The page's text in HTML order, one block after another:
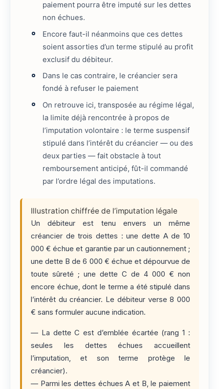
paiement pourra être imputé sur les dettes
non échues.
Encore faut-il néanmoins que ces dettes
soient assorties d’un terme stipulé au profit
exclusif du débiteur.
Dans le cas contraire, le créancier sera
fondé à refuser le paiement
On retrouve ici, transposée au régime légal,
la limite déjà rencontrée à propos de
l’imputation volontaire : le terme suspensif
stipulé dans l’intérêt du créancier — ou des
deux parties — fait obstacle à tout
remboursement anticipé, fût-il commandé
par l’ordre légal des imputations.
Illustration chiffrée de l’imputation légale
Un débiteur est tenu envers un même
créancier de trois dettes : une dette A de 10
000 € échue et garantie par un cautionnement ;
une dette B de 6 000 € échue et dépourvue de
toute sûreté ; une dette C de 4 000 € non
encore échue, dont le terme a été stipulé dans
l’intérêt du créancier. Le débiteur verse 8 000
€ sans formuler aucune indication.
— La dette C est d’emblée écartée (rang 1 :
seules les dettes échues accueillent
l’imputation, et son terme protège le
créancier).
— Parmi les dettes échues A et B, le paiement